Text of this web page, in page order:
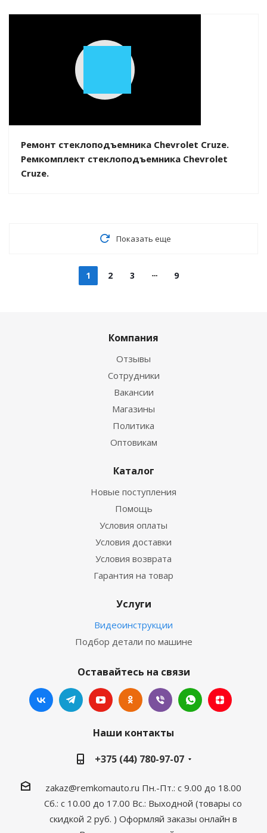
Play
Ремонт стеклоподъемника Chevrolet Cruze.
Ремкомплект стеклоподъемника Chevrolet
Cruze.
Показать еще
1 2 3 9
Компания
Отзывы
Сотрудники
Вакансии
Магазины
Политика
Оптовикам
Каталог
Новые поступления
Помощь
Условия оплаты
Условия доставки
Условия возврата
Гарантия на товар
Услуги
Видеоинструкции
Подбор детали по машине
Оставайтесь на связи
Наши контакты
+375 (44) 780-97-07
zakaz@remkomauto.ru Пн.-Пт.: с 9.00 до 18.00
Сб.: с 10.00 до 17.00 Вс.: Выходной (товары со
скидкой 2 руб. ) Оформляй заказы онлайн в